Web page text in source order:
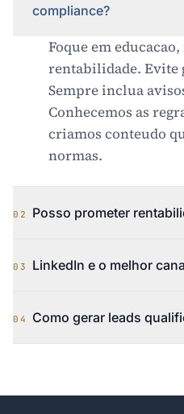
compliance?
Foque em
rentabilidade. Evite
Sempre inclua
Conhecemos as
criamos conteudo
normas.
02 Posso prometer
03 LinkedIn e o melhor
04 Como gerar leads